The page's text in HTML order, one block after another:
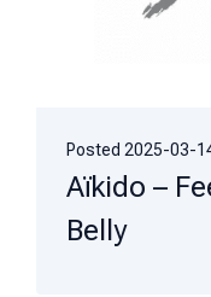
Posted 2025-03-
Aïkido –
Belly